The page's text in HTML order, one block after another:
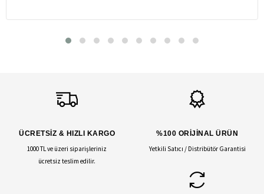
ÜCRETSİZ & HIZLI KARGO
1000 TL ve üzeri siparişleriniz
ücretsiz teslim edilir.
%100 ORİJİNAL ÜRÜN
Yetkili Satıcı / Distribütör Garantisi